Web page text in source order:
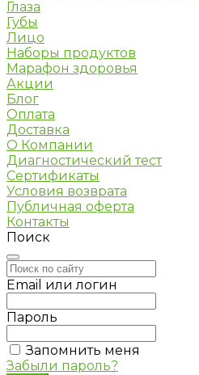
Глаза
Губы
Лицо
Наборы продуктов
Марафон здоровья
Акции
Блог
Оплата
Доставка
О Компании
Диагностический тест
Сертификаты
Условия возврата
Публичная оферта
Контакты
Поиск
Email или логин
Пароль
Запомнить меня
Забыли пароль?